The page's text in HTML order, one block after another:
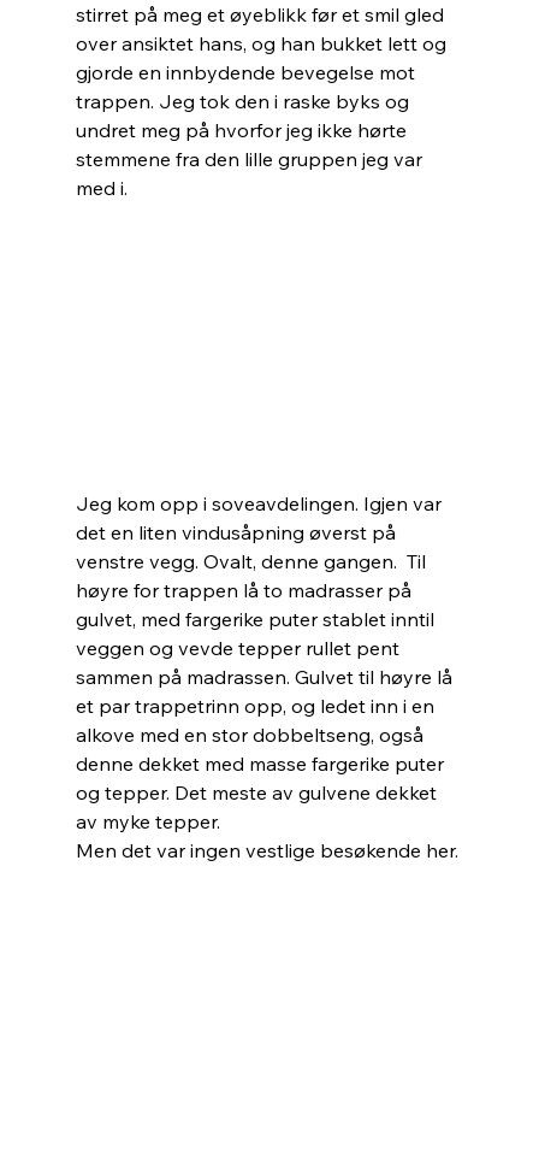
stirret på meg et øyeblikk før et smil gled
over ansiktet hans, og han bukket lett og
gjorde en innbydende bevegelse mot
trappen. Jeg tok den i raske byks og
undret meg på hvorfor jeg ikke hørte
stemmene fra den lille gruppen jeg var
med i.
Jeg kom opp i soveavdelingen. Igjen var
det en liten vindusåpning øverst på
venstre vegg. Ovalt, denne gangen.  Til
høyre for trappen lå to madrasser på
gulvet, med fargerike puter stablet inntil
veggen og vevde tepper rullet pent
sammen på madrassen. Gulvet til høyre lå
et par trappetrinn opp, og ledet inn i en
alkove med en stor dobbeltseng, også
denne dekket med masse fargerike puter
og tepper. Det meste av gulvene dekket
av myke tepper.
Men det var ingen vestlige besøkende her.